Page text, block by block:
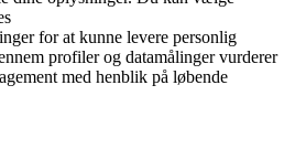
for at kunne levere personlig
profiler og datamålinger vurderer
med henblik på løbende